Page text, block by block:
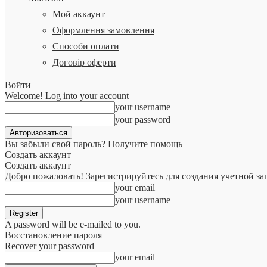
Мой аккаунт
Оформлення замовлення
Способи оплати
Договір оферти
Войти
Welcome! Log into your account
your username
your password
Вы забыли свой пароль? Получите помощь
Создать аккаунт
Создать аккаунт
Добро пожаловать! Зарегистрируйтесь для создания учетной
your email
your username
A password will be e-mailed to you.
Восстановление пароля
Recover your password
your email